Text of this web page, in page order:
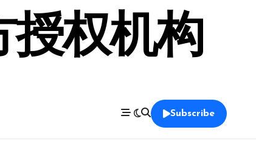
授权机构
Subscribe